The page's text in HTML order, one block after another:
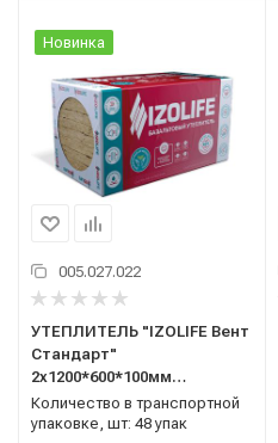
Новинка
005.027.022
УТЕПЛИТЕЛЬ "IZOLIFE Вент
Стандарт"
2х1200*600*100мм
(0,144м3/1,44м2) 80 кг/м3
Количество в транспортной
упаковке, шт: 48 упак